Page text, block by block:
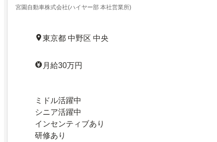
宮園自動車株式会社(ハイヤー部 本社営業所)
東京都 中野区 中央
月給30万円
ミドル活躍中
シニア活躍中
インセンティブあり
研修あり